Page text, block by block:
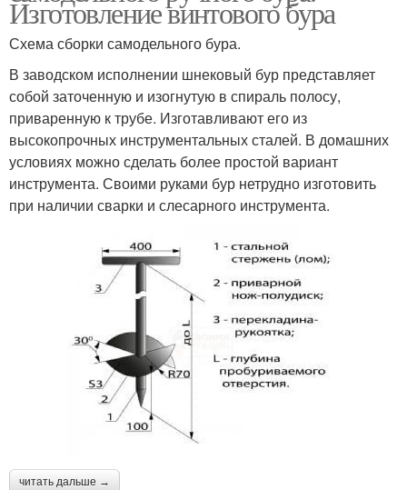
Изготовление винтового бура
Схема сборки самодельного бура.
В заводском исполнении шнековый бур представляет
собой заточенную и изогнутую в спираль полосу,
приваренную к трубе. Изготавливают его из
высокопрочных инструментальных сталей. В домашних
условиях можно сделать более простой вариант
инструмента. Своими руками бур нетрудно изготовить
при наличии сварки и слесарного инструмента.
читать дальше →